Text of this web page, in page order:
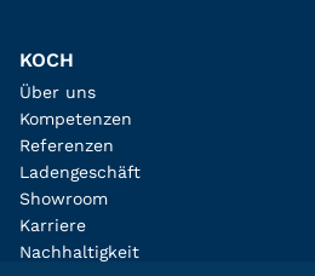
KOCH
Über uns
Kompetenzen
Referenzen
Ladengeschäft
Showroom
Karriere
Nachhaltigkeit